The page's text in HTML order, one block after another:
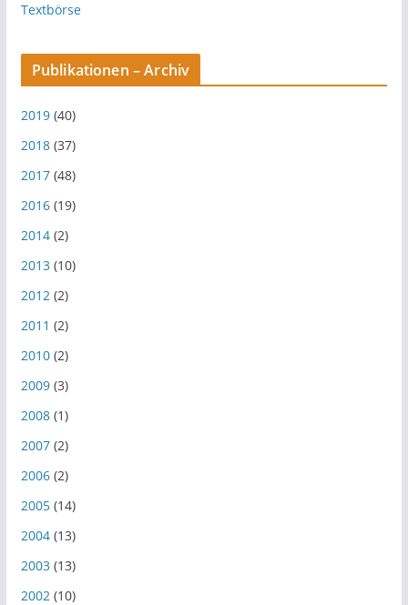
Textbörse
Publikationen – Archiv
2019(40)
2018(37)
2017(48)
2016(19)
2014(2)
2013(10)
2012(2)
2011 (2)
2010(2)
2009(3)
2008(1)
2007(2)
2006(2)
2005(14)
2004(13)
2003(13)
2002(10)